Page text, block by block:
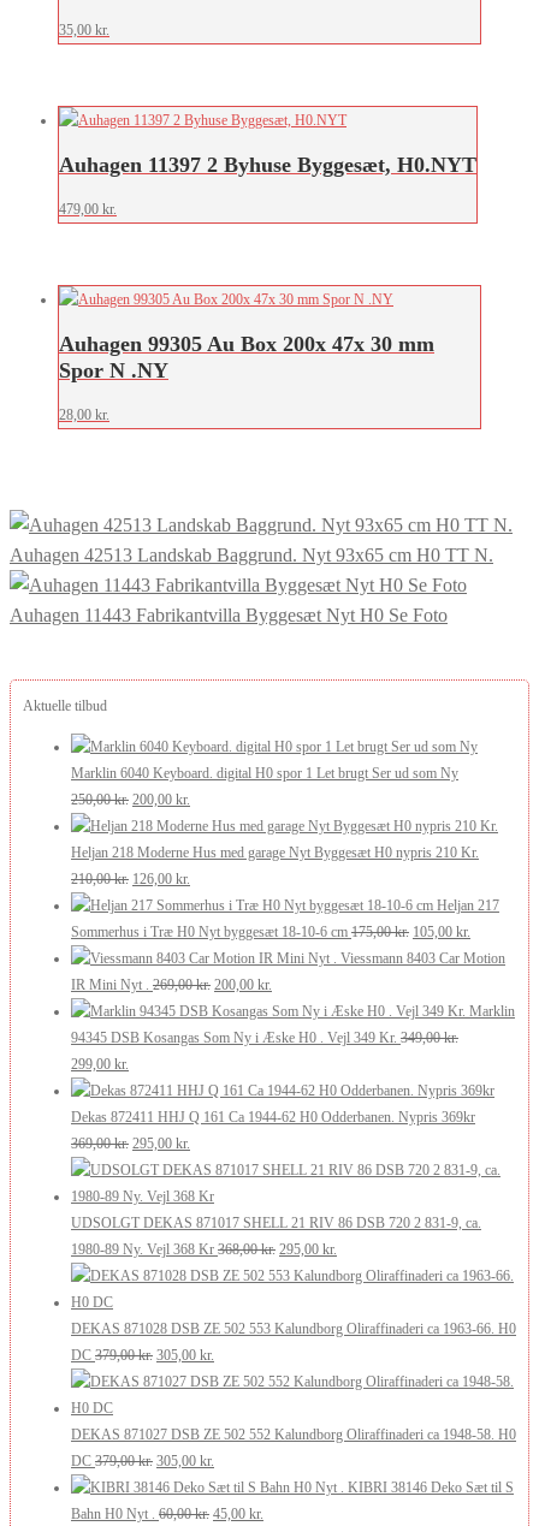
35,00 kr.
Auhagen 11397 2 Byhuse Byggesæt, H0.NYT
479,00 kr.
Auhagen 99305 Au Box 200x 47x 30 mm
Spor N .NY
28,00 kr.
Auhagen 42513 Landskab Baggrund. Nyt 93x65 cm H0 TT N.
Auhagen 11443 Fabrikantvilla Byggesæt Nyt H0 Se Foto
Aktuelle tilbud
Marklin 6040 Keyboard. digital H0 spor 1 Let brugt Ser ud som Ny
250,00kr. Den
oprindelige
pris
var:
250,00 kr..
200,00 kr.
aktuelle
pris
200,00 kr..
Heljan 218 Moderne Hus med garage Nyt Byggesæt H0 nypris 210 Kr.
210,00kr. Den
oprindelige
pris
var:
210,00 kr..
126,00 kr.
aktuelle
pris
er:
126,00 kr..
Heljan 217
Sommerhus i Træ H0 Nyt byggesæt 18-10-6 cm 175,00kr. Den
oprindelige
var:
175,00 kr..
105,00 kr.
aktuelle
er:
105,00 kr..
Viessmann 8403 Car Motion
IR Mini Nyt .
269,00kr. Den
oprindelige
pris
269,00 kr..
200,00 kr.
aktuelle
pris
200,00 kr..
Marklin
94345 DSB Kosangas Som Ny i Æske H0 . Vejl 349 Kr. 349,00kr.
Den
oprindelige
pris
var:
349,00 kr..
299,00 kr.
aktuelle
pris
er:
299,00 kr..
Dekas 872411 HHJ Q 161 Ca 1944-62 H0 Odderbanen. Nypris 369kr
369,00kr. Den
oprindelige
pris
var:
369,00 kr..
295,00 kr.
aktuelle
pris
er:
295,00 kr..
UDSOLGT DEKAS 871017 SHELL 21 RIV 86 DSB 720 2 831-9, ca.
1980-89 Ny. Vejl 368 Kr 368,00kr. Den
oprindelige
var:
295,00 kr.
aktuelle
er:
DEKAS 871028 DSB ZE 502 553 Kalundborg Oliraffinaderi ca 1963-66. H0
DC 379,00kr. Den
oprindelige
var:
379,00 kr..
305,00 kr.
aktuelle
er:
DEKAS 871027 DSB ZE 502 552 Kalundborg Oliraffinaderi ca 1948-58. H0
DC 379,00kr. Den
oprindelige
pris
305,00 kr.
aktuelle
pris
KIBRI 38146 Deko Sæt til S
Bahn H0 Nyt .
60,00kr. Den
45,00 kr.